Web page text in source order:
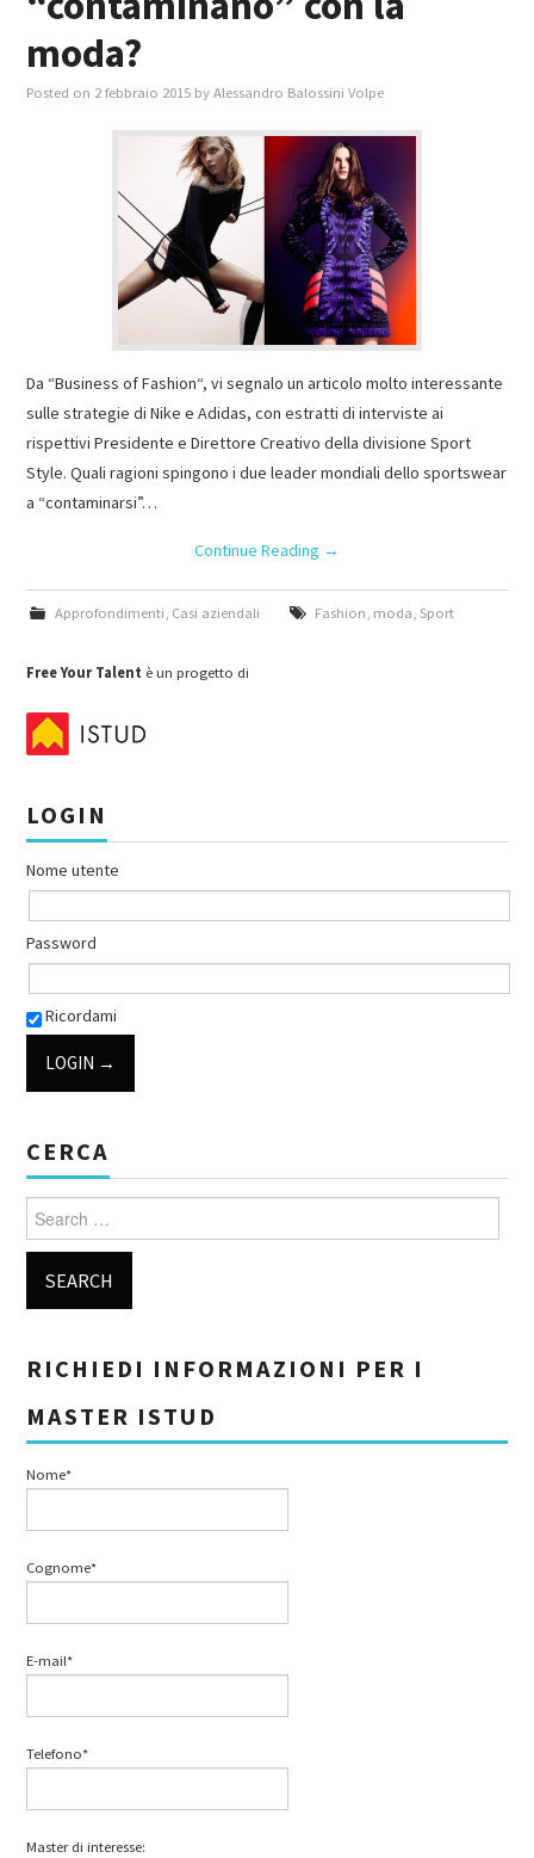
moda?
Posted on 2 febbraio 2015 byAlessandro Balossini Volpe
Da “Business of Fashion“, vi segnalo un articolo molto interessante
sulle strategie di Nike e Adidas, con estratti di interviste ai
rispettivi Presidente e Direttore Creativo della divisione Sport
Style. Quali ragioni spingono i due leader mondiali dello sportswear
a “contaminarsi”…
Continue Reading →
Approfondimenti Casi aziendali Fashion moda Sport
Free Your Talent è un progetto di
LOGIN
Nome utente
Password
Ricordami
CERCA
Search for:
RICHIEDI INFORMAZIONI PER I
MASTER ISTUD
Nome*
Cognome*
E-mail*
Telefono*
Master di interesse: